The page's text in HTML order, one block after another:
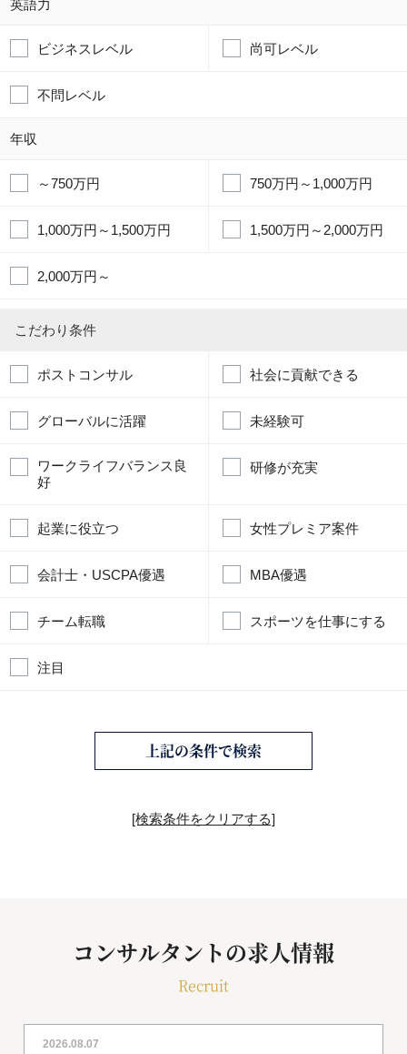
英語力
ビジネスレベル 尚可レベル
不問レベル
年収
～750万円 750万円～1,000万円
1,000万円～1,500万円 1,500万円～2,000万円
2,000万円～
こだわり条件
ポストコンサル 社会に貢献できる
グローバルに活躍 未経験可
ワークライフバランス良
好
研修が充実
起業に役立つ 女性プレミア案件
会計士・USCPA優遇 MBA優遇
チーム転職 スポーツを仕事にする
注目
上記の条件で検索
[検索条件をクリアする]
コンサルタントの求人情報
Recruit
2026.08.07